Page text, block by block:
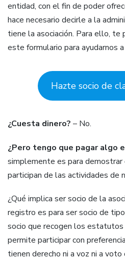
entidad, con el fin de poder
hace necesario decirle a la
tiene la asociación. Para ello, te
este formulario para ayudarnos a
Hazte socio de
¿Cuesta dinero? – No.
¿Pero tengo que pagar algo
simplemente es para demostrar
participan de las actividades de
¿Qué implica ser socio de la
registro es para ser socio de
socio que recogen los
permite participar con
tienen derecho ni a voz ni a voto